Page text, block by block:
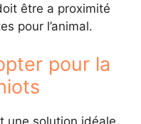
être a proximité
pour l’animal.
pour la
une solution idéale